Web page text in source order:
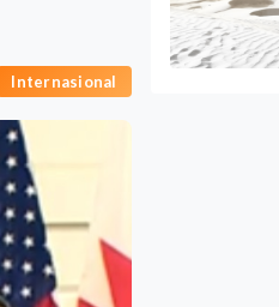
Internasional